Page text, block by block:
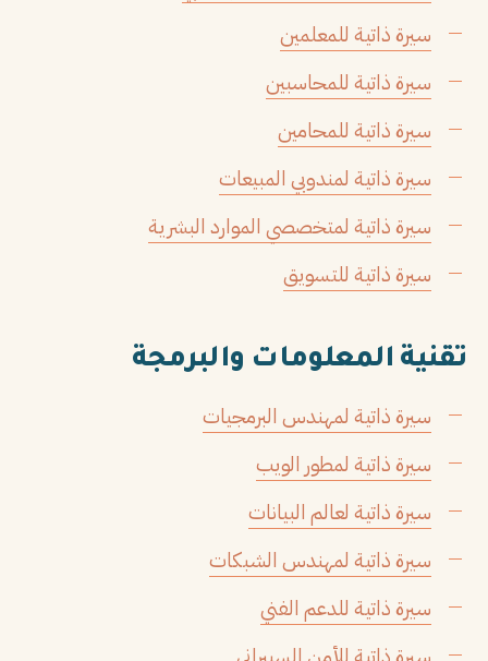
سيرة ذاتية للمعلمين
سيرة ذاتية للمحاسبين
سيرة ذاتية للمحامين
سيرة ذاتية لمندوبي المبيعات
سيرة ذاتية لمتخصصي الموارد البشرية
سيرة ذاتية للتسويق
تقنية المعلومات والبرمجة
سيرة ذاتية لمهندس البرمجيات
سيرة ذاتية لمطور الويب
سيرة ذاتية لعالم البيانات
سيرة ذاتية لمهندس الشبكات
سيرة ذاتية للدعم الفني